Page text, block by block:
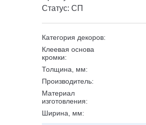
Статус: СП
Категория декоров:
Клеевая основа
кромки:
Толщина, мм:
Производитель:
Материал
изготовления:
Ширина, мм: